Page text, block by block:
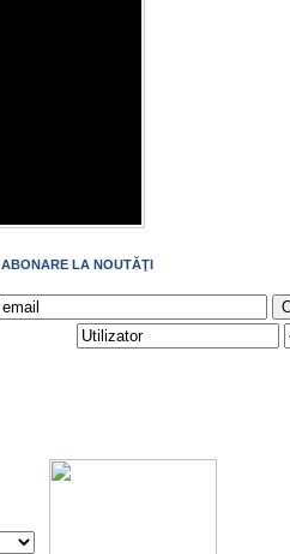
ABONARE LA NOUTĂŢI